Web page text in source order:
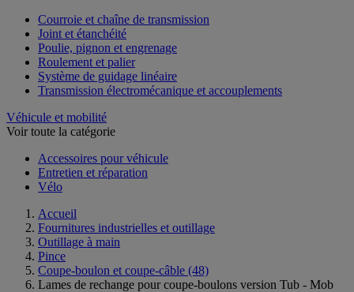
Courroie et chaîne de transmission
Joint et étanchéité
Poulie, pignon et engrenage
Roulement et palier
Système de guidage linéaire
Transmission électromécanique et accouplements
Véhicule et mobilité
Voir toute la catégorie
Accessoires pour véhicule
Entretien et réparation
Vélo
Accueil
Fournitures industrielles et outillage
Outillage à main
Pince
Coupe-boulon et coupe-câble (48)
Lames de rechange pour coupe-boulons version Tub - Mob